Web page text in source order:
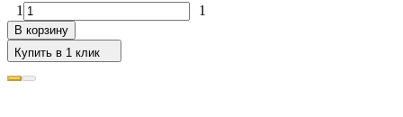
1 1
В корзину
Купить в 1 клик